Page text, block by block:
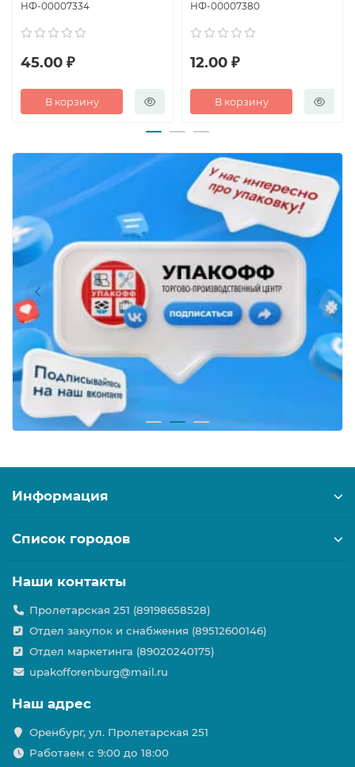
НФ-00007334
45.00 ₽
В корзину
НФ-00007380
12.00 ₽
В корзину
Информация
Список городов
Наши контакты
Пролетарская 251 (89198658528)
Отдел закупок и снабжения (89512600146)
Отдел маркетинга (89020240175)
upakofforenburg@mail.ru
Наш адрес
Оренбург, ул. Пролетарская 251
Работаем с 9:00 до 18:00